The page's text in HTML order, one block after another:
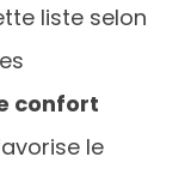
liste selon
confort
le